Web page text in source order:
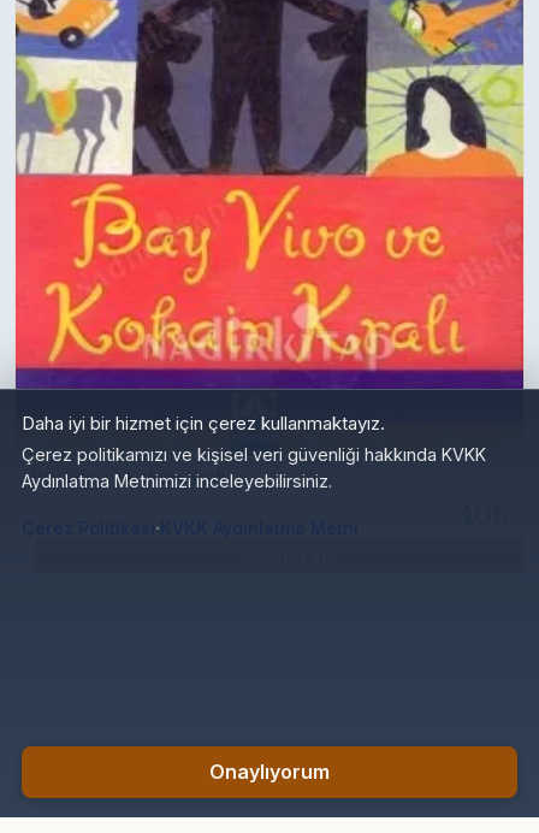
Bay Yivo ve Kokain Kralı
Daha iyi bir hizmet için çerez kullanmaktayız.
Çerez politikamızı ve kişisel veri güvenliği hakkında KVKK
Aydınlatma Metnimizi inceleyebilirsiniz.
Çerez Politikası KVKK Aydınlatma Metni
Onaylıyorum